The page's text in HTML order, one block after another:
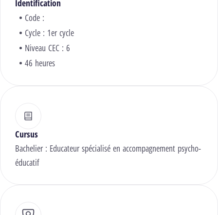
Identification
Code :
Cycle : 1er cycle
Niveau CEC : 6
46 heures
Cursus
Bachelier : Educateur spécialisé en accompagnement psycho-
éducatif